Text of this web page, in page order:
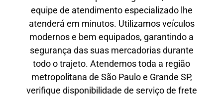
equipe de atendimento especializado lhe
atenderá em minutos. Utilizamos veículos
modernos e bem equipados, garantindo a
segurança das suas mercadorias durante
todo o trajeto. Atendemos toda a região
metropolitana de São Paulo e Grande SP,
verifique disponibilidade de serviço de frete